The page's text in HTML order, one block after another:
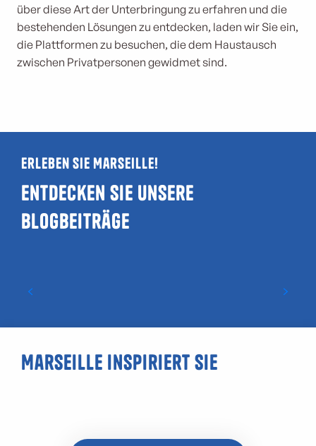
über diese Art der Unterbringung zu erfahren und die
bestehenden Lösungen zu entdecken, laden wir Sie ein,
die Plattformen zu besuchen, die dem Haustausch
zwischen Privatpersonen gewidmet sind.
Erleben Sie Marseille!
Entdecken Sie unsere
Blogbeiträge
Marseille inspiriert Sie